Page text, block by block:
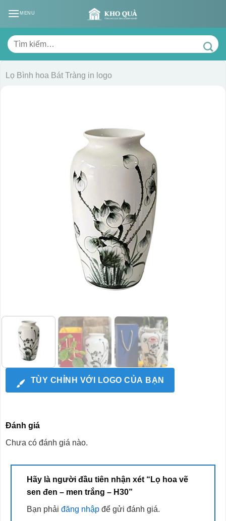
MENU
Tìm
kiếm:
Lọ Bình hoa Bát Tràng in logo
TÙY CHỈNH VỚI LOGO CỦA BẠN
Đánh giá
Chưa có đánh giá nào.
Hãy là người đầu tiên nhận xét “Lọ hoa vẽ
sen đen – men trắng – H30”
Bạn phải đăng nhậpđể gửi đánh giá.